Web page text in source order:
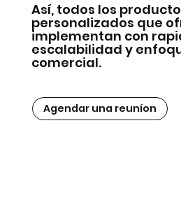
Así, todos los
personalizados que
implementan con
escalabilidad y
comercial.
Agendar una reuníon